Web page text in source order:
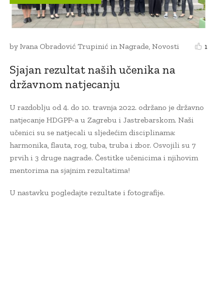
1
by Ivana Obradović Trupinić inNagrade, Novosti
Sjajan rezultat naših učenika na
državnom natjecanju
U razdoblju od 4. do 10. travnja 2022. održano je državno
natjecanje HDGPP-a u Zagrebu i Jastrebarskom. Naši
učenici su se natjecali u sljedećim disciplinama:
harmonika, flauta, rog, tuba, truba i zbor. Osvojili su 7
prvih i 3 druge nagrade. Čestitke učenicima i njihovim
mentorima na sjajnim rezultatima!
U nastavku pogledajte rezultate i fotografije.